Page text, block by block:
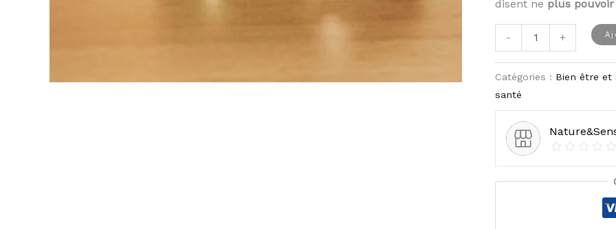
disent ne plus pouvoir
- +
Catégories : Bien être et
santé